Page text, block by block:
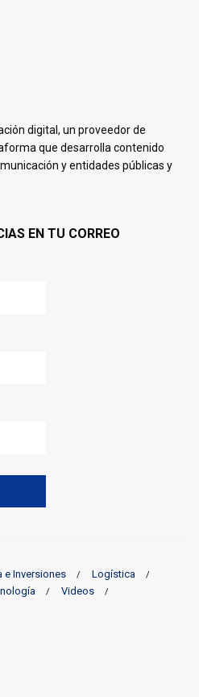
digital, un proveedor de
que desarrolla contenido
y entidades públicas y
EN TU CORREO
e Inversiones
Logística
Videos